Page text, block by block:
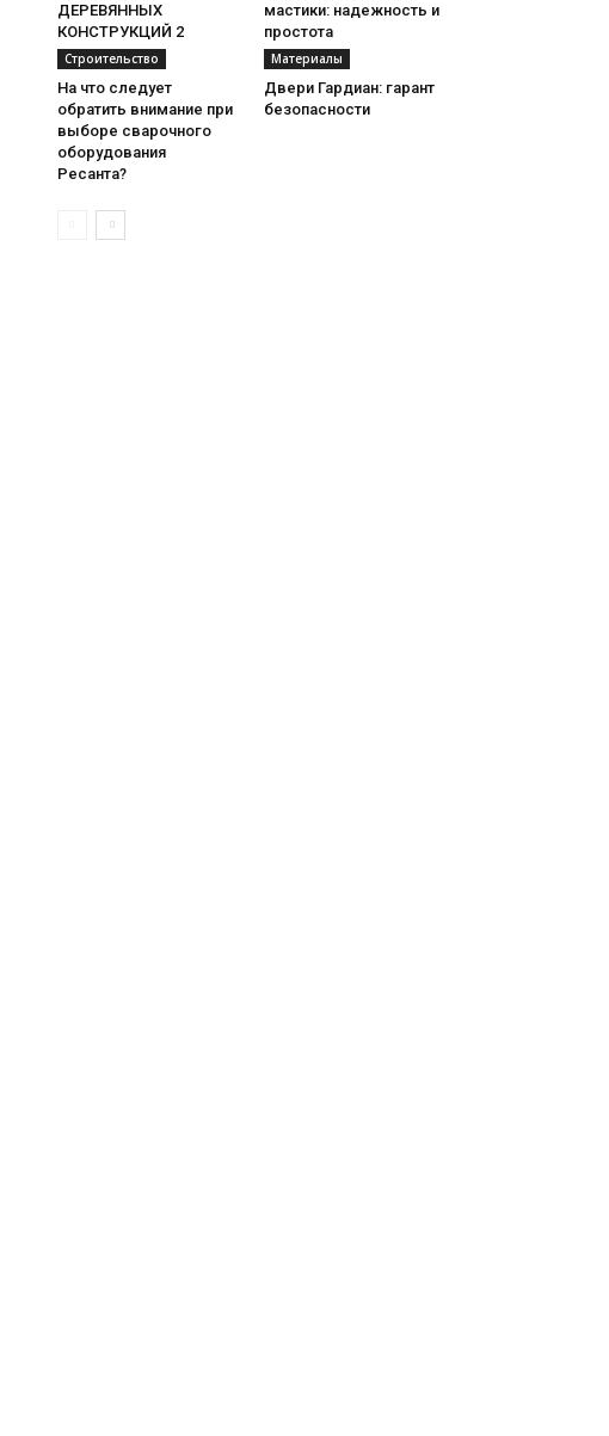
ДЕРЕВЯННЫХ
КОНСТРУКЦИЙ 2
мастики: надежность и
простота
Строительство
На что следует
обратить внимание при
выборе сварочного
оборудования
Ресанта?
Материалы
Двери Гардиан: гарант
безопасности